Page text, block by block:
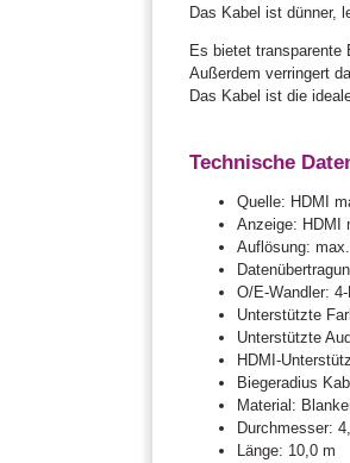
Das Kabel ist dünner,
Es bietet transparente
Außerdem verringert
Das Kabel ist die
Technische
Quelle: HDMI
Anzeige: HDMI
Auflösung:
O/E-Wandler:
Unterstützte
Unterstützte
HDMI-
Biegeradius
Material:
Durchmesser:
Länge: 10,0 m